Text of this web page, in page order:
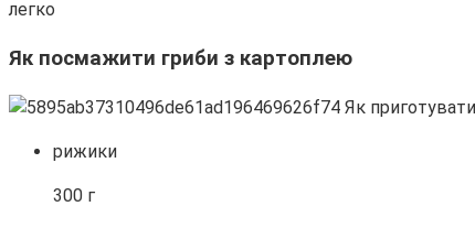
легко
Як посмажити гриби з картоплею
рижики
300 г